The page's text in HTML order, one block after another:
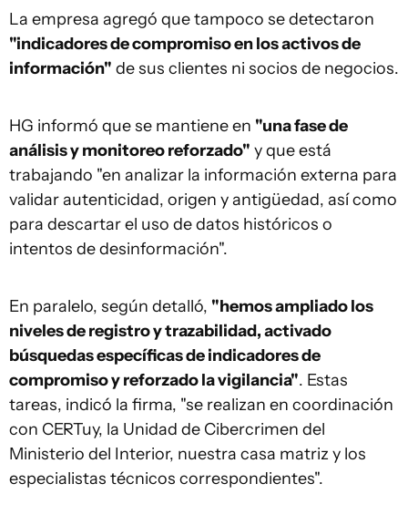
La empresa agregó que tampoco se detectaron
"indicadores de compromiso en los activos de
información" de sus clientes ni socios de negocios.
HG informó que se mantiene en "una fase de
análisis y monitoreo reforzado" y que está
trabajando "en analizar la información externa para
validar autenticidad, origen y antigüedad, así como
para descartar el uso de datos históricos o
intentos de desinformación".
En paralelo, según detalló, "hemos ampliado los
niveles de registro y trazabilidad, activado
búsquedas específicas de indicadores de
compromiso y reforzado la vigilancia". Estas
tareas, indicó la firma, "se realizan en coordinación
con CERTuy, la Unidad de Cibercrimen del
Ministerio del Interior, nuestra casa matriz y los
especialistas técnicos correspondientes".